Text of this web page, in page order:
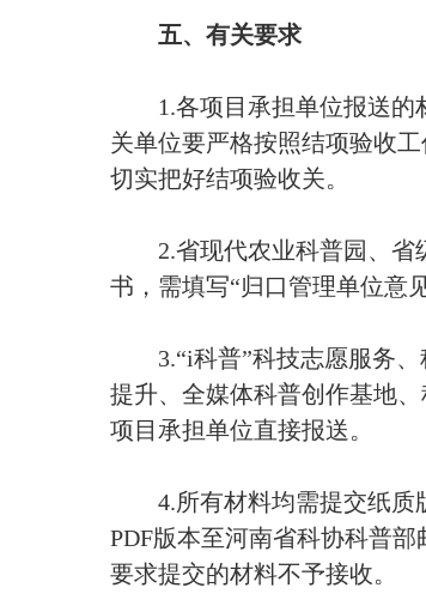
五、有关要求
1.各项目承担单位报送的
关单位要严格按照结项验收
切实把好结项验收关。
2.省现代农业科普园、省
书，需填写“归口管理单位意
3.“i科普”科技志愿服务、
提升、全媒体科普创作基地
项目承担单位直接报送。
4.所有材料均需提交纸质版
PDF版本至河南省科协科普
要求提交的材料不予接收。